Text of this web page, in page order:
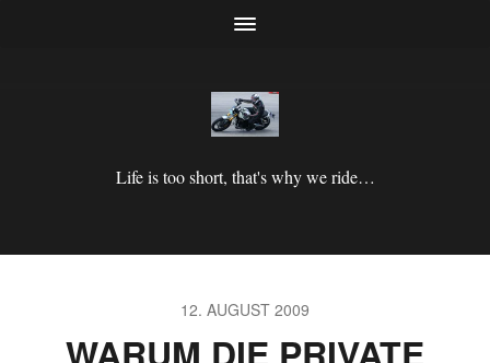
Life is too short, that's why we ride…
12. AUGUST 2009